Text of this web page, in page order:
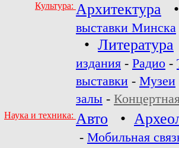
Культура: Архитектура •
выставки Минска
• Литература
издания - Радио -
выставки - Музеи
залы -
Наука и техника: Авто •
- Мобильная